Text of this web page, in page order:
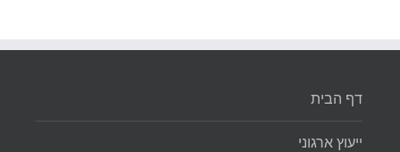
דף הבית
ייעוץ ארגוני